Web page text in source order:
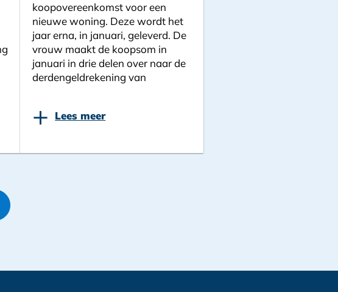
koopovereenkomst voor een
nieuwe woning. Deze wordt het
jaar erna, in januari, geleverd. De
vrouw maakt de koopsom in
januari in drie delen over naar de
derdengeldrekening van
+ Lees meer